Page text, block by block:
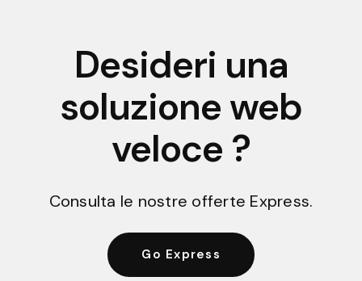
Desideri una
soluzione web
veloce ?
Consulta le nostre offerte Express.
Go Express